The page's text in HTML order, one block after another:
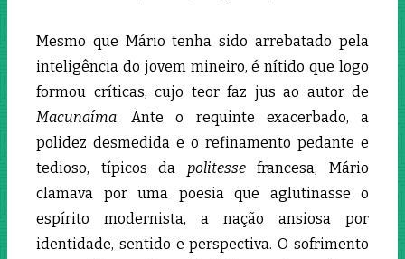
Mesmo que Mário tenha sido arrebatado pela
inteligência do jovem mineiro, é nítido que logo
formou críticas, cujo teor faz jus ao autor de
Macunaíma. Ante o requinte exacerbado, a
polidez desmedida e o refinamento pedante e
tedioso, típicos da politessefrancesa, Mário
clamava por uma poesia que aglutinasse o
espírito modernista, a nação ansiosa por
identidade, sentido e perspectiva. O sofrimento